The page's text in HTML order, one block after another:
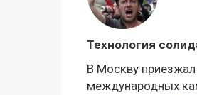
Технология
В Москву
международных